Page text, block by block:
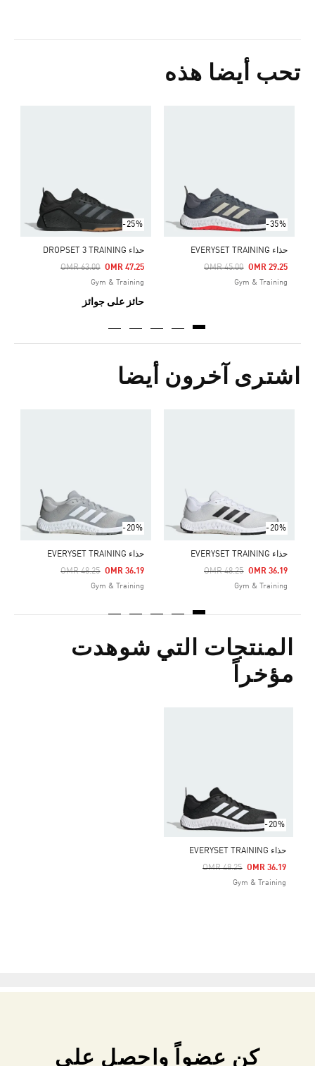
تحب أيضا هذه
-35%
حذاء EVERYSET TRAINING
Price Reduced From
OMR 45.00
To OMR 29.25
Gym & Training
-25%
حذاء DROPSET 3 TRAINING
Price Reduced From
OMR 63.00
To OMR 47.25
Gym & Training
حائز على جوائز
اشترى آخرون أيضا
-20%
حذاء EVERYSET TRAINING
Price Reduced From
OMR 48.25
To OMR 36.19
Gym & Training
-20%
حذاء EVERYSET TRAINING
Price Reduced From
OMR 48.25
To OMR 36.19
Gym & Training
المنتجات التي شوهدت
مؤخراً
-20%
حذاء EVERYSET TRAINING
Price Reduced From
OMR 48.25
To OMR 36.19
Gym & Training
كن عضواً واحصل على